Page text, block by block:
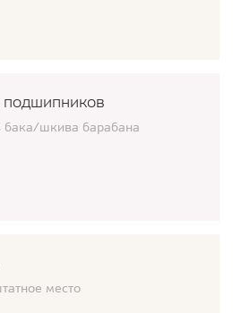
подшипников
шкива барабана
место